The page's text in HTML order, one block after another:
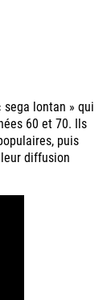
sega lontan » qui
60 et 70. Ils
puis
diffusion